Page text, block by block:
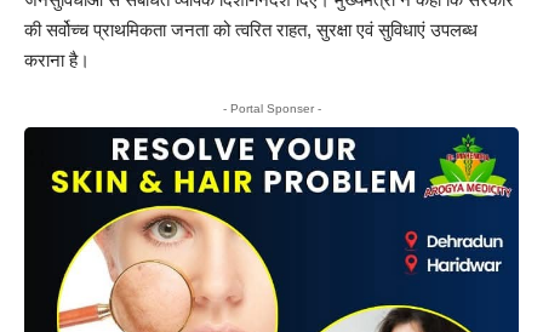
की सर्वोच्च प्राथमिकता जनता को त्वरित राहत, सुरक्षा एवं सुविधाएं उपलब्ध
कराना है।
- Portal Sponser -